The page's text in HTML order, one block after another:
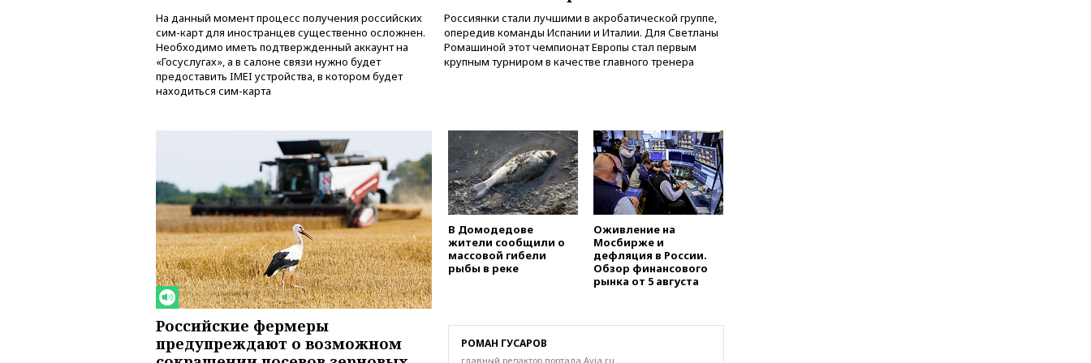
«взрывная» диарея охватила 47
из 50 штатов США
вчера, 20:35ПВО за 12 часов
сбила 200 украинских
ЧЕ российские синхронистки
вчера, 20:15ТАСС: жизни главы
«Уралдронзавода» после
взрыва ничего не угрожает
вчера, 20:08По всей Грузии
снова отключилось
электричество
вчера, 20:00Зеленский связал
дефицит ракет с попыткой
Запада принудить Киев к
На данный момент процесс получения российских
сим-карт для иностранцев существенно осложнен.
Необходимо иметь подтвержденный аккаунт на
«Госуслугах», а в салоне связи нужно будет
предоставить IMEI устройства, в котором будет
находиться сим-карта
Россиянки стали лучшими в акробатической группе,
опередив команды Испании и Италии. Для Светланы
Ромашиной этот чемпионат Европы стал первым
крупным турниром в качестве главного тренера
Российские фермеры
предупреждают о возможном
В Домодедове
жители сообщили о
массовой гибели
рыбы в реке
Оживление на
Мосбирже и
дефляция в России.
Обзор финансового
рынка от 5 августа
РОМАН ГУСАРОВ
главный редактор портала Avia.ru